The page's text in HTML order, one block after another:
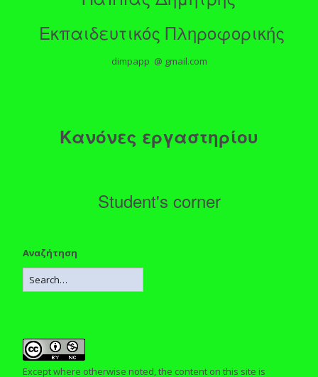
Εκπαιδευτικός Πληροφορικής
dimpapp @ gmail.com
Κανόνες εργαστηρίου
Student's corner
Αναζήτηση
Except where otherwise noted, the content on this site is